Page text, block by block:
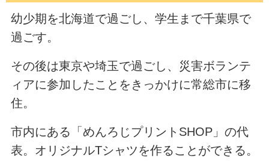
幼少期を北海道で過ごし、学生まで千葉県で
過ごす。
その後は東京や埼玉で過ごし、 災害ボランテ
ィアに参加したことをきっかけに常総市に移
住。
市内にある「めんろじプリントSHOP」の代
表。オリジナルTシャツを作ることができる。